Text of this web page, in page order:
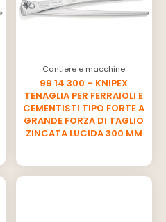
Cantiere e macchine
99 14 300 – KNIPEX
TENAGLIA PER FERRAIOLI E
CEMENTISTI TIPO FORTE A
GRANDE FORZA DI TAGLIO
ZINCATA LUCIDA 300 MM